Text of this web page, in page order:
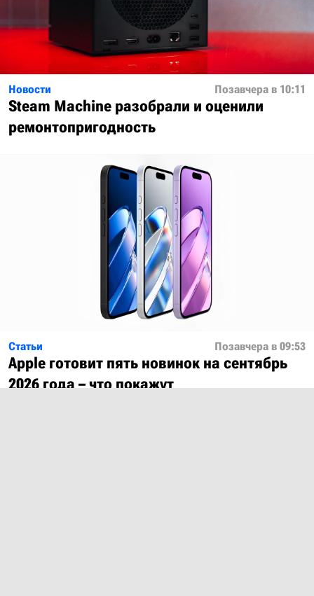
Новости Позавчера в 10:11
Steam Machine разобрали и оценили
ремонтопригодность
Статьи Позавчера в 09:53
Apple готовит пять новинок на сентябрь
2026 года – что покажут